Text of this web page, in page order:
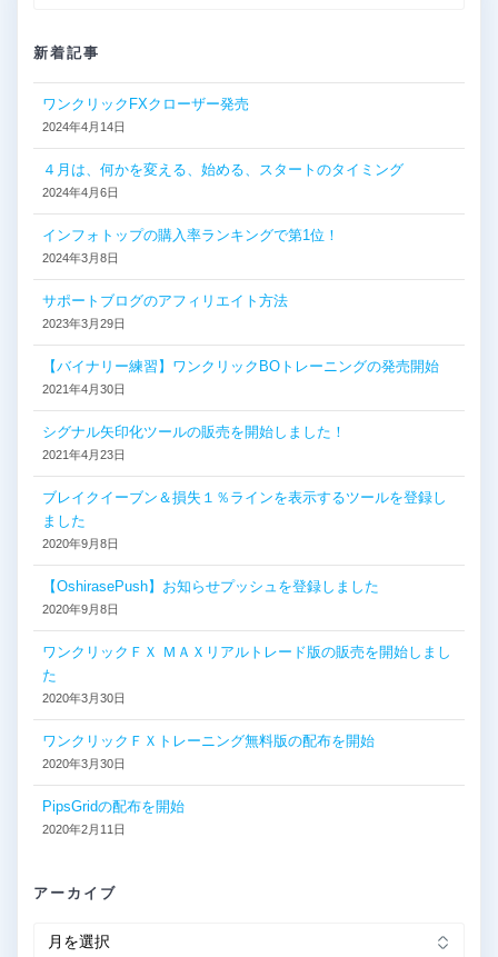
ー
ョ
新着記事
ワンクリックFXクローザー発売
2024年4月14日
４月は、何かを変える、始める、スタートのタイミング
2024年4月6日
インフォトップの購入率ランキングで第1位！
2024年3月8日
サポートブログのアフィリエイト方法
2023年3月29日
【バイナリー練習】ワンクリックBOトレーニングの発売開始
2021年4月30日
シグナル矢印化ツールの販売を開始しました！
2021年4月23日
ブレイクイーブン＆損失１％ラインを表示するツールを登録し
ました
2020年9月8日
【OshirasePush】お知らせプッシュを登録しました
2020年9月8日
ワンクリックＦＸ ＭＡＸリアルトレード版の販売を開始しまし
た
2020年3月30日
ワンクリックＦＸトレーニング無料版の配布を開始
2020年3月30日
PipsGridの配布を開始
2020年2月11日
アーカイブ